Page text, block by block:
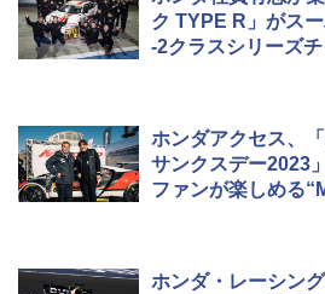
ク TYPE R」がス
-2クラスシリーズ
ホンダアクセス、
サンクスデー2023
ファンが楽しめる
ホンダ・レーシン